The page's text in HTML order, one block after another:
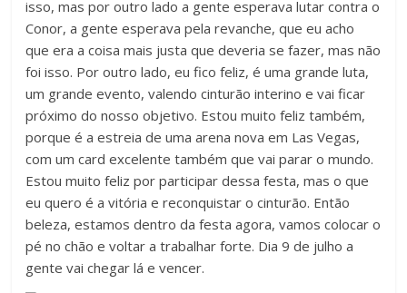
isso, mas por outro lado a gente esperava lutar contra o
Conor, a gente esperava pela revanche, que eu acho
que era a coisa mais justa que deveria se fazer, mas não
foi isso. Por outro lado, eu fico feliz, é uma grande luta,
um grande evento, valendo cinturão interino e vai ficar
próximo do nosso objetivo. Estou muito feliz também,
porque é a estreia de uma arena nova em Las Vegas,
com um card excelente também que vai parar o mundo.
Estou muito feliz por participar dessa festa, mas o que
eu quero é a vitória e reconquistar o cinturão. Então
beleza, estamos dentro da festa agora, vamos colocar o
pé no chão e voltar a trabalhar forte. Dia 9 de julho a
gente vai chegar lá e vencer.